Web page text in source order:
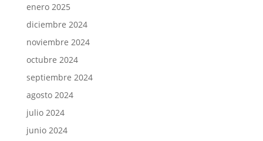
enero 2025
diciembre 2024
noviembre 2024
octubre 2024
septiembre 2024
agosto 2024
julio 2024
junio 2024